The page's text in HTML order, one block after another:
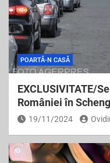
POARTĂ-N CASĂ
EXCLUSIVITATE/
României în
19/11/2024